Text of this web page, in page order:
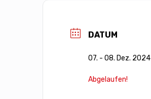
DATUM
07. - 08. Dez. 2024
Abgelaufen!